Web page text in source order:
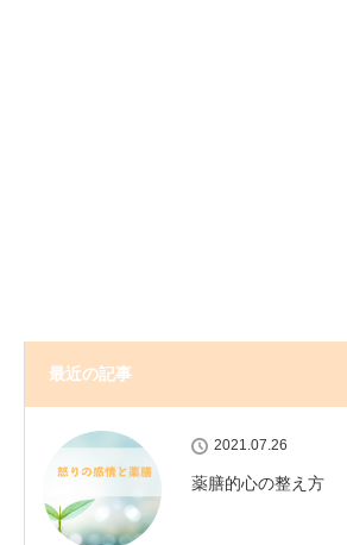
最近の記事
2021.07.26
薬膳的心の整え方